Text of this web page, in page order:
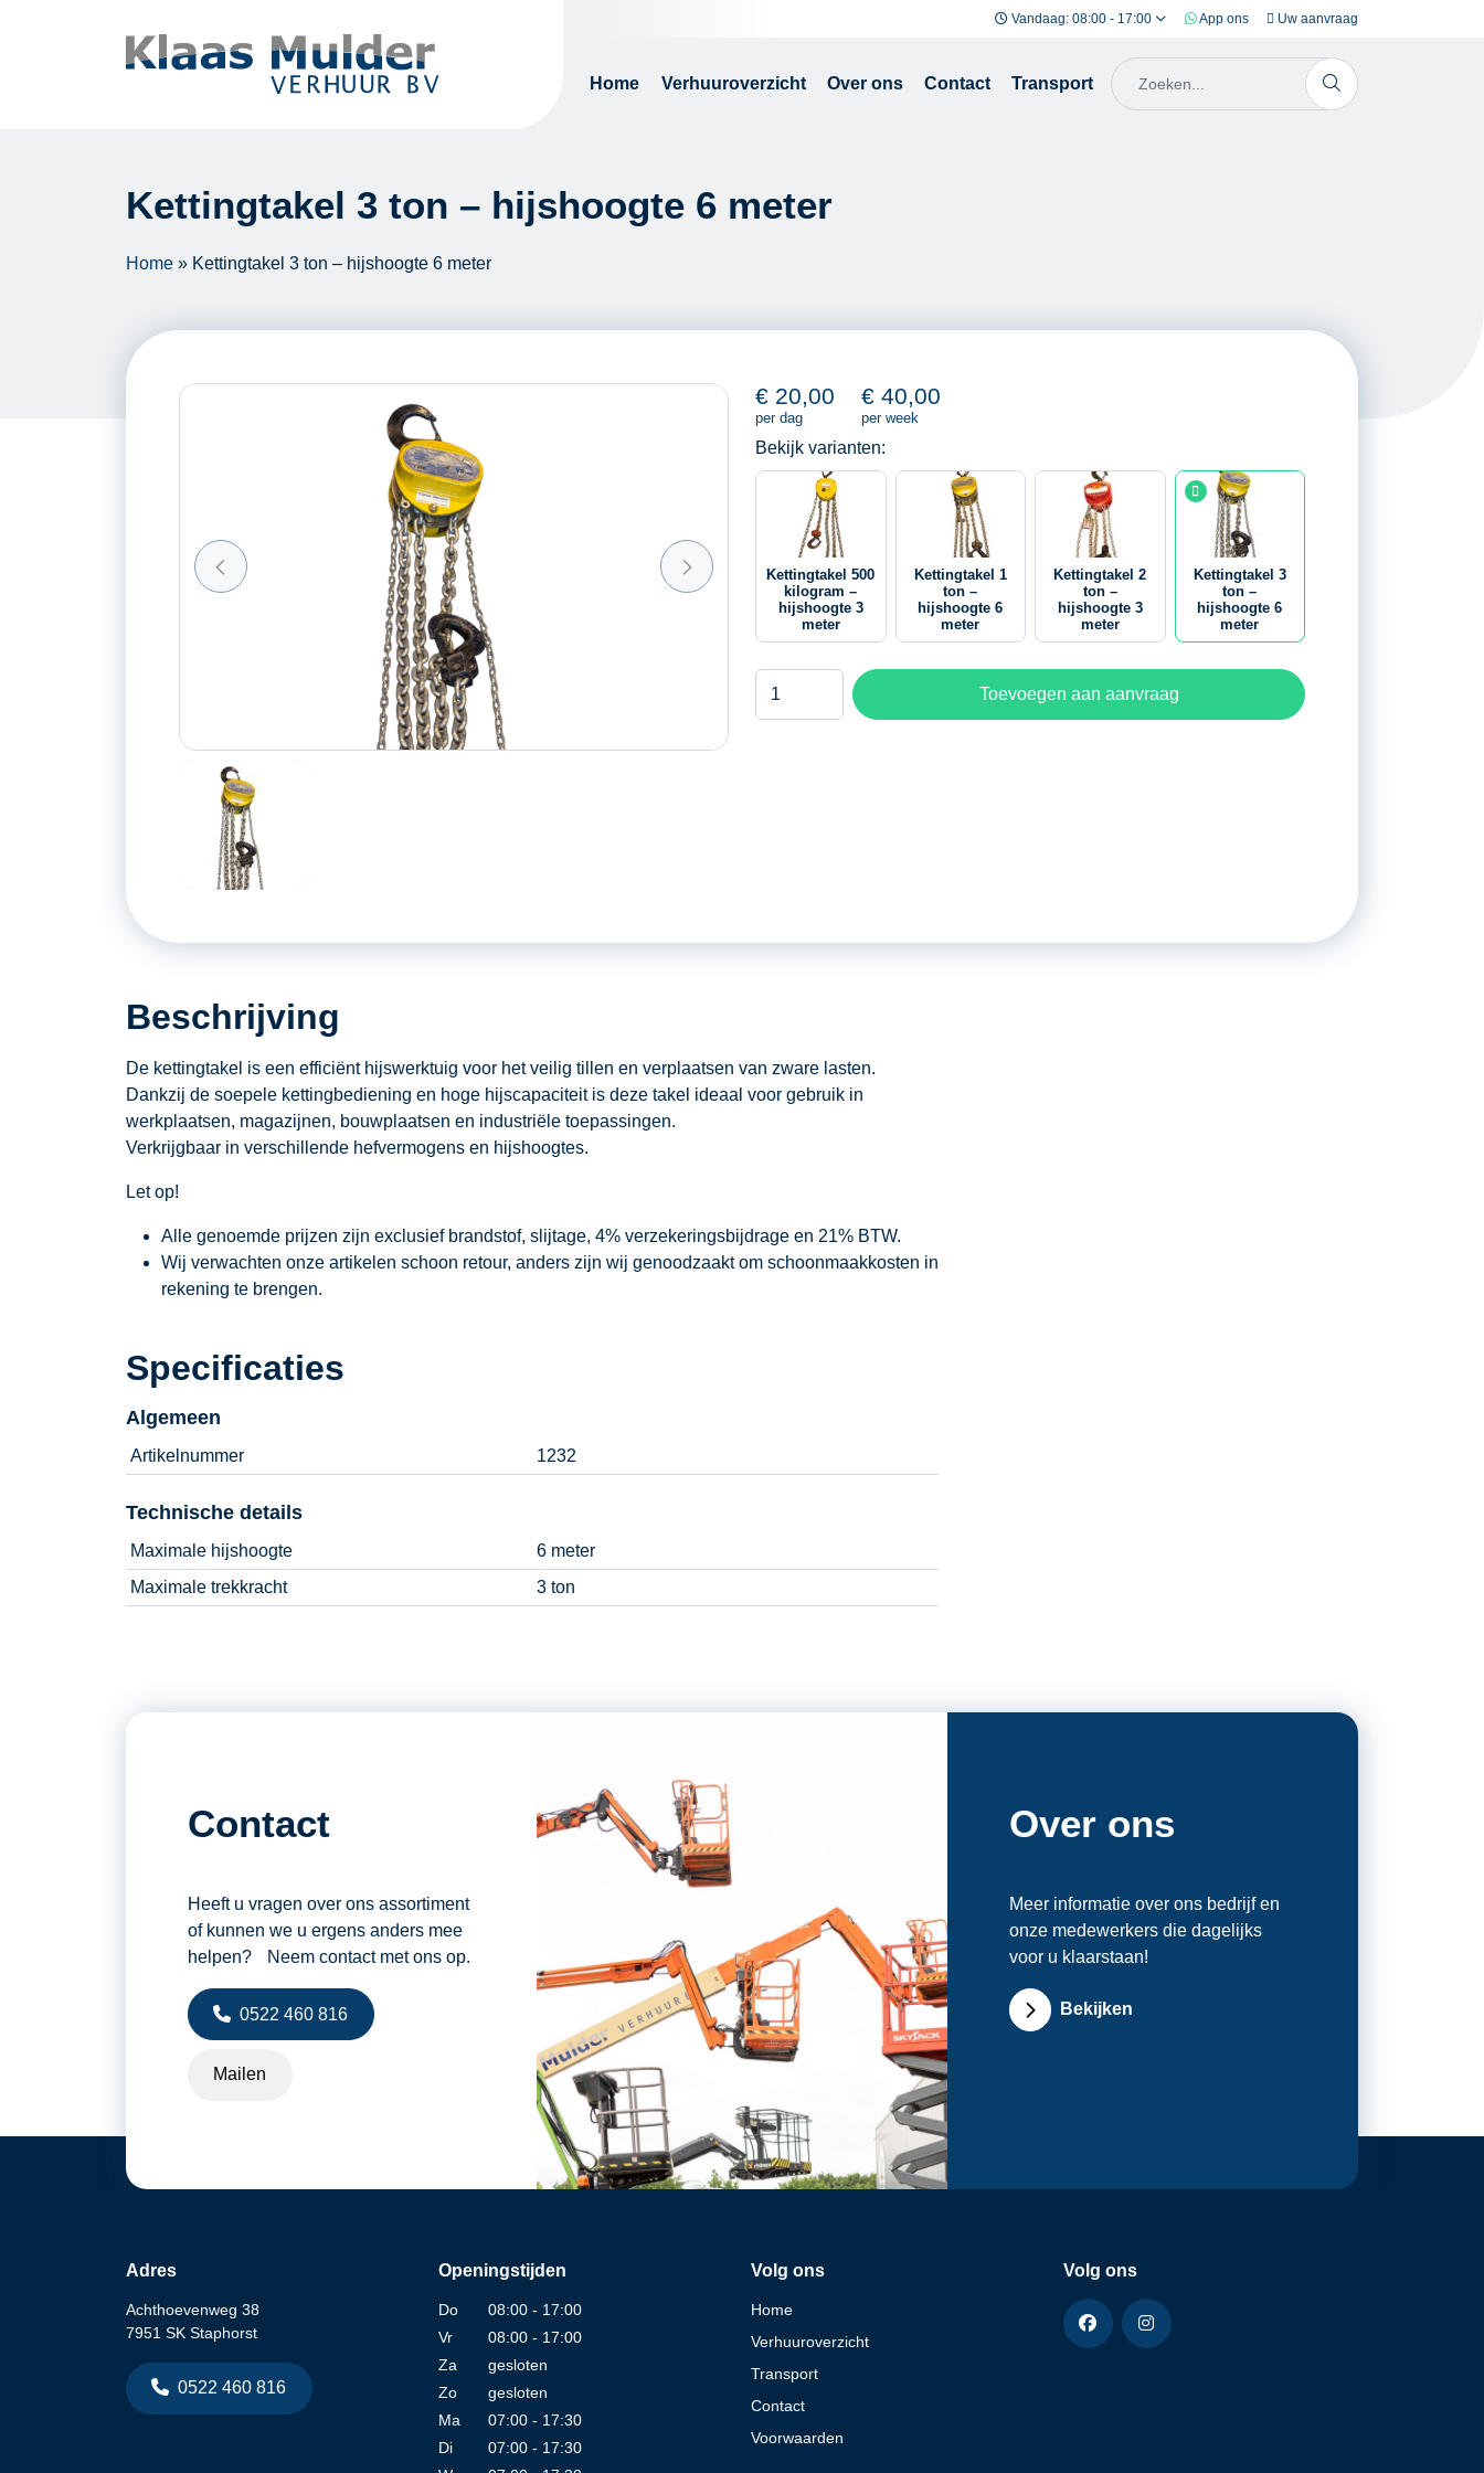
Vandaag: 08:00 - 17:00 App ons Uw aanvraag
Home Verhuuroverzicht Over ons Contact Transport
Kettingtakel 3 ton – hijshoogte 6 meter
Home » Kettingtakel 3 ton – hijshoogte 6 meter
€ 20,00
per dag
€ 40,00
per week
Bekijk varianten:
Kettingtakel 500
kilogram –
hijshoogte 3
meter
Kettingtakel 1
ton –
hijshoogte 6
meter
Kettingtakel 2
ton –
hijshoogte 3
meter
Kettingtakel 3
ton –
hijshoogte 6
meter
Toevoegen aan aanvraag
Beschrijving
De kettingtakel is een efficiënt hijswerktuig voor het veilig tillen en verplaatsen van zware lasten.
Dankzij de soepele kettingbediening en hoge hijscapaciteit is deze takel ideaal voor gebruik in
werkplaatsen, magazijnen, bouwplaatsen en industriële toepassingen.
Verkrijgbaar in verschillende hefvermogens en hijshoogtes.
Let op!
Alle genoemde prijzen zijn exclusief brandstof, slijtage, 4% verzekeringsbijdrage en 21% BTW.
Wij verwachten onze artikelen schoon retour, anders zijn wij genoodzaakt om schoonmaakkosten in
rekening te brengen.
Specificaties
Algemeen
Artikelnummer 1232
Technische details
Maximale hijshoogte
6 meter
Maximale trekkracht
3 ton
Contact
Heeft u vragen over ons assortiment
of kunnen we u ergens anders mee
helpen? Neem contact met ons op.
0522 460 816
Mailen
Over ons
Meer informatie over ons bedrijf en
onze medewerkers die dagelijks
voor u klaarstaan!
Bekijken
Adres
Achthoevenweg 38
7951 SK Staphorst
0522 460 816
Openingstijden
Do
08:00 - 17:00
Vr
08:00 - 17:00
Za
gesloten
Zo
gesloten
Ma
07:00 - 17:30
Di
07:00 - 17:30
Volg ons
Home
Verhuuroverzicht
Transport
Contact
Voorwaarden
Volg ons